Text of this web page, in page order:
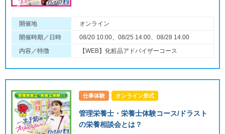
開催地
オンライン
開催時期／日時
08/20 10:00、08/25 14:00、08/28 14:00
内容／特徴
【WEB】化粧品アドバイザーコース
仕事体験 オンライン形式
管理栄養士・栄養士体験コース/ドラスト
の栄養相談会とは？